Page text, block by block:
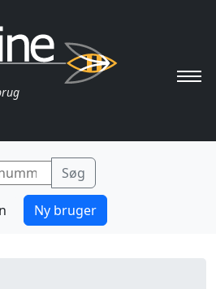
Ny bruger